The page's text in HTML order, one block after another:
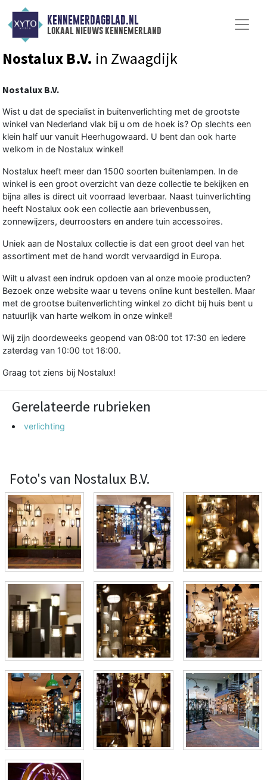
KENNEMERDAGBLAD.NL
lokaal nieuws kennemerland
Nostalux B.V. in Zwaagdijk
Nostalux B.V.
Wist u dat de specialist in buitenverlichting met de grootste
winkel van Nederland vlak bij u om de hoek is? Op slechts een
klein half uur vanuit Heerhugowaard. U bent dan ook harte
welkom in de Nostalux winkel!
Nostalux heeft meer dan 1500 soorten buitenlampen. In de
winkel is een groot overzicht van deze collectie te bekijken en
bijna alles is direct uit voorraad leverbaar. Naast tuinverlichting
heeft Nostalux ook een collectie aan brievenbussen,
zonnewijzers, deurroosters en andere tuin accessoires.
Uniek aan de Nostalux collectie is dat een groot deel van het
assortiment met de hand wordt vervaardigd in Europa.
Wilt u alvast een indruk opdoen van al onze mooie producten?
Bezoek onze website waar u tevens online kunt bestellen. Maar
met de grootse buitenverlichting winkel zo dicht bij huis bent u
natuurlijk van harte welkom in onze winkel!
Wij zijn doordeweeks geopend van 08:00 tot 17:30 en iedere
zaterdag van 10:00 tot 16:00.
Graag tot ziens bij Nostalux!
Gerelateerde rubrieken
verlichting
Foto's van Nostalux B.V.